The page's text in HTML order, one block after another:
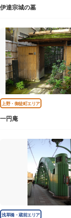
伊達宗城の墓
上野・御徒町エリア
一円庵
浅草橋・蔵前エリア